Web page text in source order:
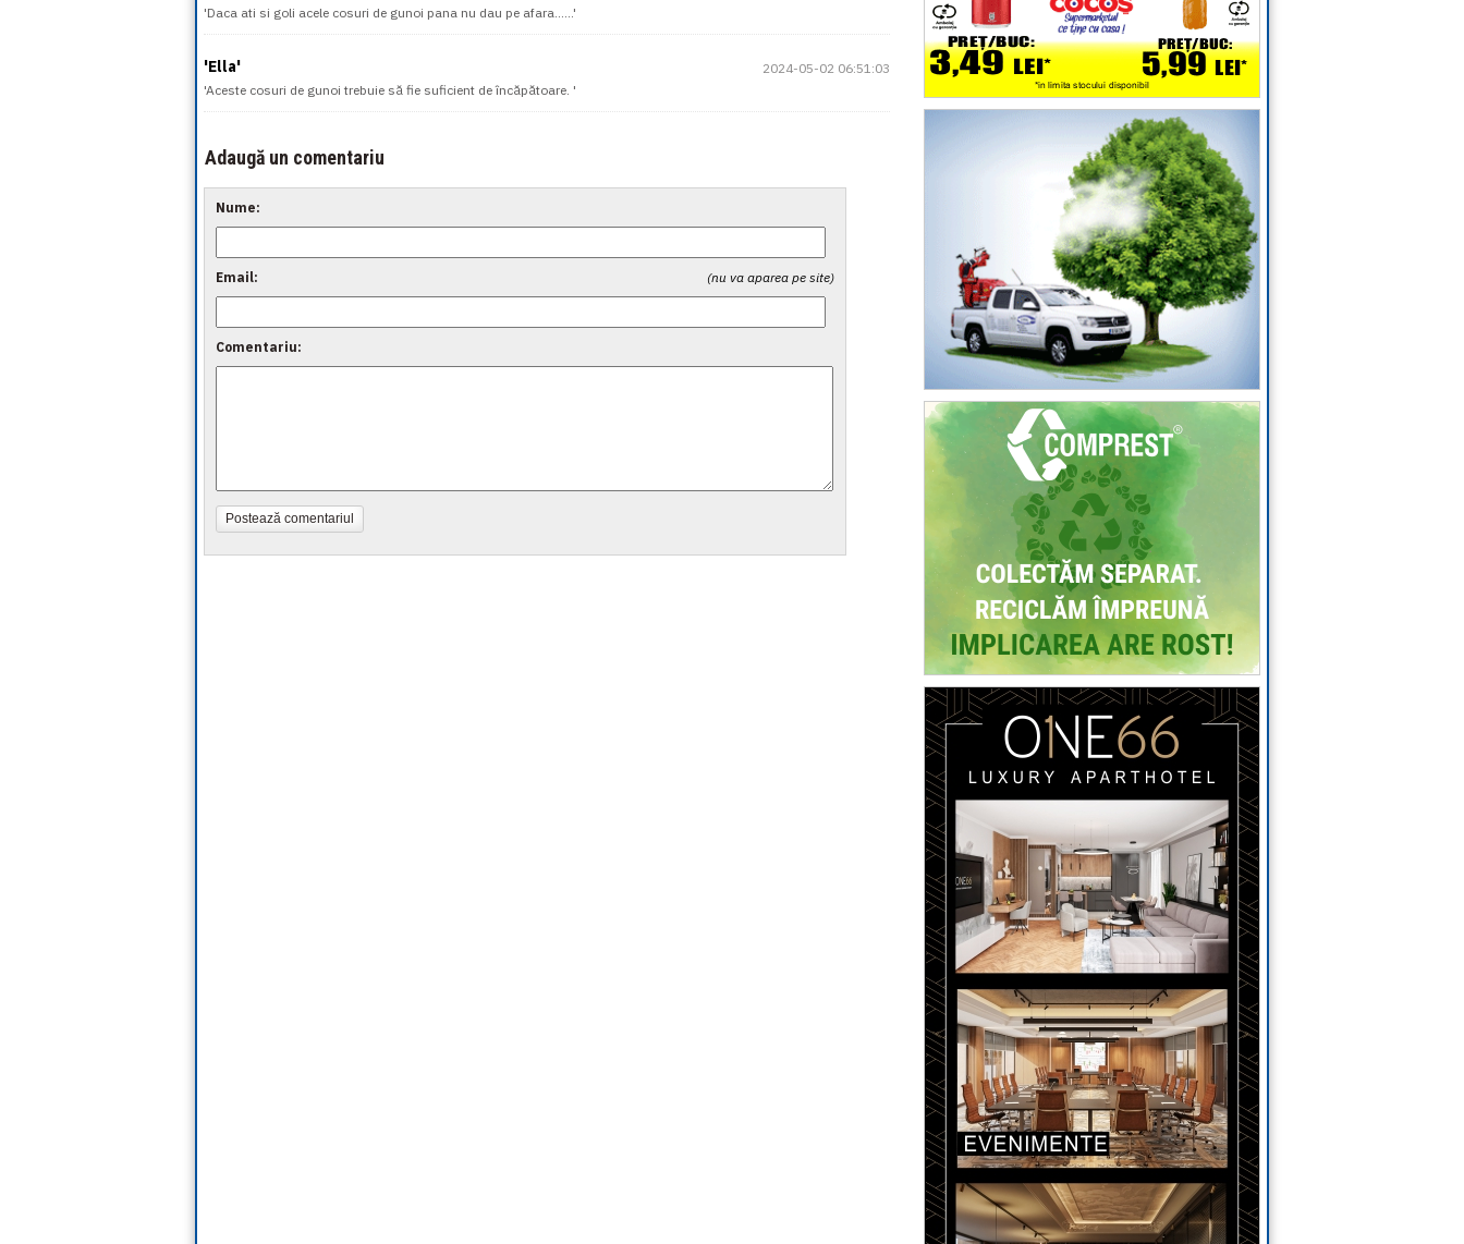
'Daca ati si goli acele cosuri de gunoi pana nu dau pe afara......'
'Ella'
2024-05-02 06:51:03
'Aceste cosuri de gunoi trebuie să fie suficient de încăpătoare. '
Adaugă un comentariu
Nume:
(nu va aparea pe site)
Email:
Comentariu:
Postează comentariul